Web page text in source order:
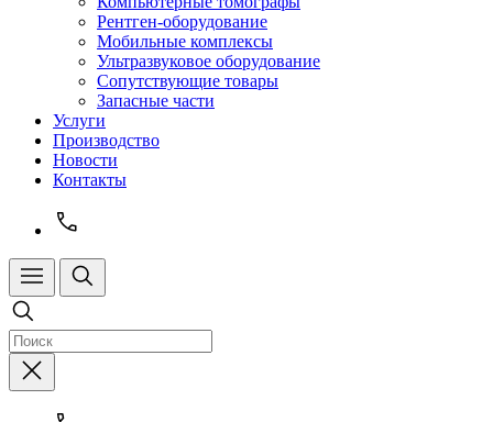
Рентген-оборудование
Мобильные комплексы
Ультразвуковое оборудование
Сопутствующие товары
Запасные части
Услуги
Производство
Новости
Контакты